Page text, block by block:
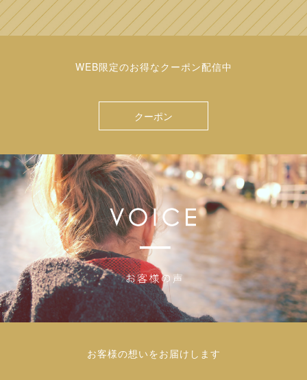
WEB限定のお得なクーポン配信中
クーポン
お客様の想いをお届けします